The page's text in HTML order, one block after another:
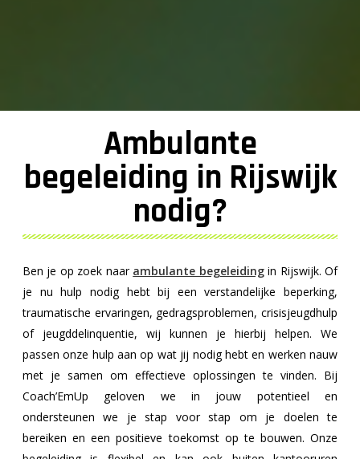
Ambulante
begeleiding in Rijswijk
nodig?
Ben je op zoek naar ambulante begeleidingin Rijswijk. Of
je nu hulp nodig hebt bij een verstandelijke beperking,
traumatische ervaringen, gedragsproblemen, crisisjeugdhulp
of jeugddelinquentie, wij kunnen je hierbij helpen. We
passen onze hulp aan op wat jij nodig hebt en werken nauw
met je samen om effectieve oplossingen te vinden. Bij
Coach’EmUp geloven we in jouw potentieel en
ondersteunen we je stap voor stap om je doelen te
bereiken en een positieve toekomst op te bouwen. Onze